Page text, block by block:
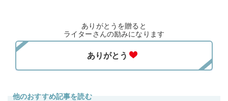
ありがとうを贈ると
ライターさんの励みになります
他のおすすめ記事を読む